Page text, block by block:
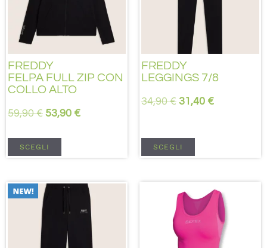
FREDDY
FELPA FULL ZIP CON
COLLO ALTO
59,90€ 53,90 €
SCEGLI
FREDDY
LEGGINGS 7/8
34,90€ 31,40 €
SCEGLI